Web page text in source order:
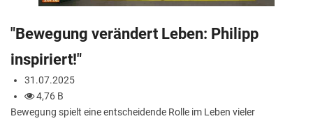
"Bewegung verändert Leben: Philipp
inspiriert!"
31.07.2025
4,76 B
Bewegung spielt eine entscheidende Rolle im Leben vieler